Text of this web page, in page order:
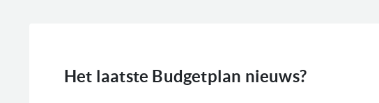
Het laatste Budgetplan nieuws?